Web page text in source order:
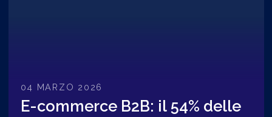
04 MARZO 2026
E-commerce B2B: il 54% delle